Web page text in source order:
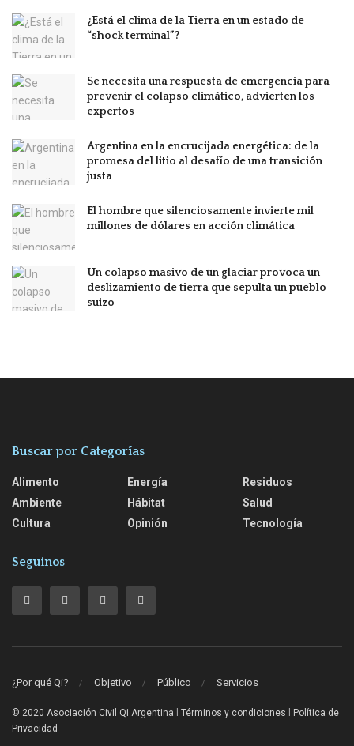
¿Está el clima de la Tierra en un estado de
“shock terminal”?
Se necesita una respuesta de emergencia para
prevenir el colapso climático, advierten los
expertos
Argentina en la encrucijada energética: de la
promesa del litio al desafío de una transición
justa
El hombre que silenciosamente invierte mil
millones de dólares en acción climática
Un colapso masivo de un glaciar provoca un
deslizamiento de tierra que sepulta un pueblo
suizo
Buscar por Categorías
Alimento
Ambiente
Cultura
Energía
Hábitat
Opinión
Residuos
Salud
Tecnología
Seguinos
¿Por qué Qi? Objetivo Público Servicios
© 2020 Asociación Civil Qi Argentina Términos y condiciones
Política de
Privacidad